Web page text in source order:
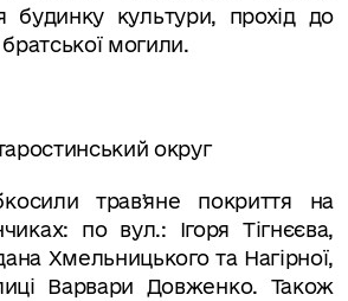
будинку культури, прохід до
могили.
округ
травʼяне покриття на
по вул.: Ігоря Тігнєєва,
Хмельницького та Нагірної,
Варвари Довженко. Також